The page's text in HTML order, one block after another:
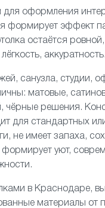
оформления
формирует эффект
остаётся
аккуратность.
санузла, студии,
матовые,
чёрные решения.
для стандартных
не имеет запаха,
формирует уют,
в Краснодаре,
материалы от